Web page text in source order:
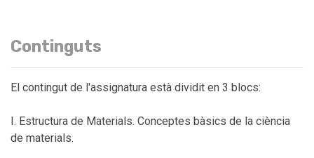
Continguts
El contingut de l'assignatura està dividit en 3 blocs:
I. Estructura de Materials. Conceptes bàsics de la ciència
de materials.